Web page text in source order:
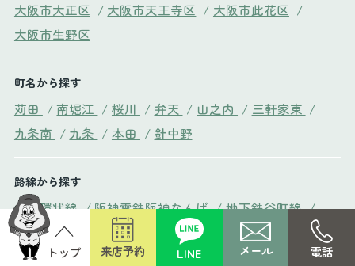
大阪市大正区 / 大阪市天王寺区 / 大阪市此花区 /
大阪市生野区
町名から探す
苅田 / 南堀江 / 桜川 / 弁天 / 山之内 / 三軒家東 /
九条南 / 九条 / 本田 / 針中野
路線から探す
大阪環状線 / 阪神電鉄阪神なんば / 地下鉄谷町線 /
地下鉄長堀鶴見緑地
地下鉄御堂筋線
/
地下鉄中央線
/ 阪和線 近鉄南大阪線 /
来店予約 LINE メール 電話